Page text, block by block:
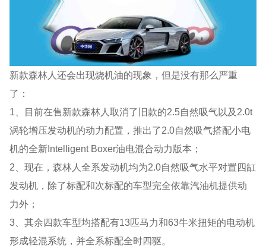
新款森林人还会出现烧机油的现象，但是没有那么严重
了：
1、目前在售新款森林人取消了旧款的2.5自然吸气以及2.0t
涡轮增压发动机的动力配置，推出了2.0自然吸气搭配小电
机的全新Intelligent Boxer油电混合动力版本；
2、现在，森林人全系发动机均为2.0自然吸气水平对置四缸
发动机，除了标配和次标配的车型完全依靠汽油机提供动
力外；
3、其余四款车型均搭配有13匹马力和63牛米扭矩的电动机
形成轻混系统，并全系标配全时四驱。